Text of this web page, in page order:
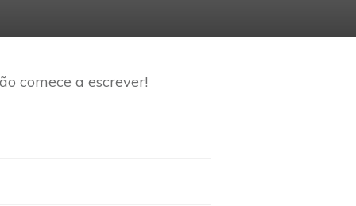
comece a escrever!